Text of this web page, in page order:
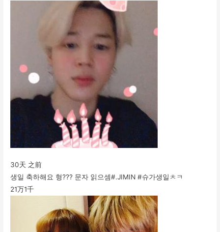
30天 之前
생일 축하해요 형??? 문자 읽으셈#.JIMIN #슈가생일ㅊㅋ
21万1千